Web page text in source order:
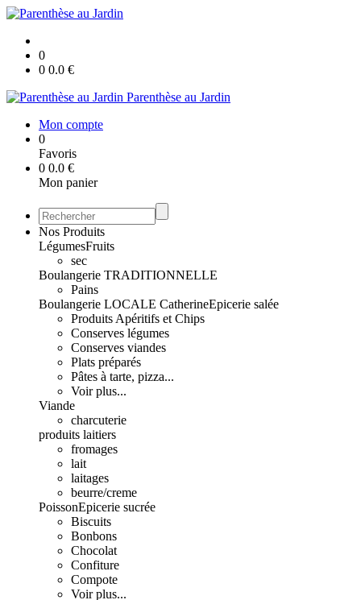
0
0 0.0 €
Parenthèse au Jardin
Mon compte
0
Favoris
0 0.0 €
Mon panier
Nos Produits
LégumesFruits
sec
Boulangerie TRADITIONNELLE
Pains
Boulangerie LOCALE CatherineEpicerie salée
Produits Apéritifs et Chips
Conserves légumes
Conserves viandes
Plats préparés
Pâtes à tarte, pizza...
Voir plus...
Viande
charcuterie
produits laitiers
fromages
lait
laitages
beurre/creme
PoissonEpicerie sucrée
Biscuits
Bonbons
Chocolat
Confiture
Compote
Voir plus...